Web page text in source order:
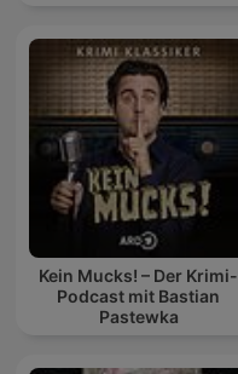
Kein Mucks! – Der Krimi-
Podcast mit Bastian
Pastewka